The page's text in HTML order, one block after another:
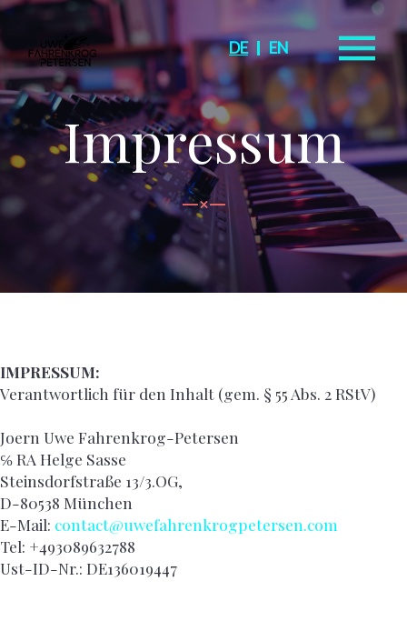
DE EN
Impressum
IMPRESSUM:
Verantwortlich für den Inhalt (gem. § 55 Abs. 2 RStV)
Joern Uwe Fahrenkrog-Petersen
℅ RA Helge Sasse
Steinsdorfstraße 13/3.OG,
D-80538 München
E-Mail: contact@uwefahrenkrogpetersen.com
Tel: +493089632788
Ust-ID-Nr.: DE136019447